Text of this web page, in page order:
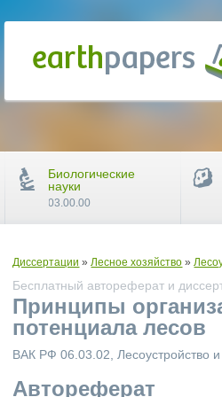
Диссертации »Лесное хозяйство »
Бесплатный автореферат и
Принципы
потенциала лесов
ВАК РФ 06.03.02, Лесоустройство и
Автореферат
Биологические
науки
03.00.00